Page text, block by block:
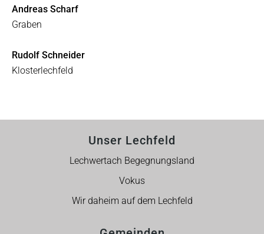
Andreas Scharf
Graben
Rudolf Schneider
Klosterlechfeld
Unser Lechfeld
Lechwertach Begegnungsland
Vokus
Wir daheim auf dem Lechfeld